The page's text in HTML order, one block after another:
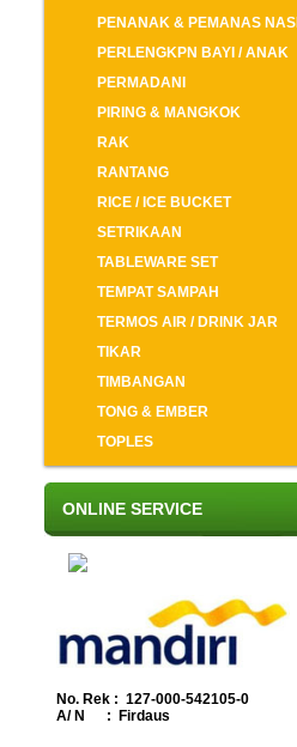
PENANAK & PEMANAS NASI
PERLENGKPN BAYI / ANAK
PERMADANI
PIRING & MANGKOK
RAK
RANTANG
RICE / ICE BUCKET
SETRIKAAN
TABLEWARE SET
TEMPAT SAMPAH
TERMOS AIR / DRINK JAR
TIKAR
TIMBANGAN
TONG & EMBER
TOPLES
ONLINE SERVICE
No. Rek : 127-000-542105-0
A/ N : Firdaus